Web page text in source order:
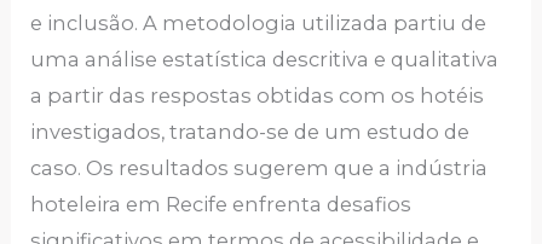
e inclusão. A metodologia utilizada partiu de
uma análise estatística descritiva e qualitativa
a partir das respostas obtidas com os hotéis
investigados, tratando-se de um estudo de
caso. Os resultados sugerem que a indústria
hoteleira em Recife enfrenta desafios